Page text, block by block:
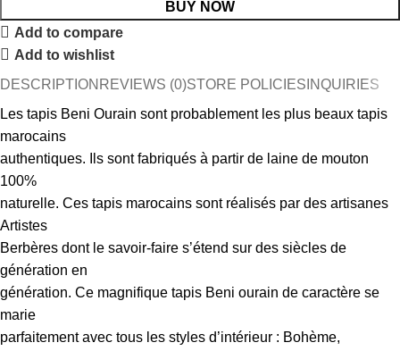
BUY NOW
Add to compare
Add to wishlist
DESCRIPTION REVIEWS (0)STORE POLICIES INQUIRIES
Les tapis Beni Ourain sont probablement les plus beaux tapis
marocains
authentiques. Ils sont fabriqués à partir de laine de mouton
100%
naturelle. Ces tapis marocains sont réalisés par des artisanes
Artistes
Berbères dont le savoir-faire s’étend sur des siècles de
génération en
génération. Ce magnifique tapis Beni ourain de caractère se
marie
parfaitement avec tous les styles d’intérieur : Bohème,